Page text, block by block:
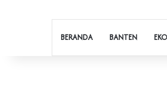
BERANDA BANTEN